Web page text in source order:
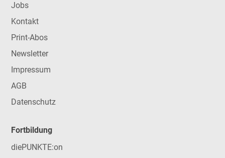
Jobs
Kontakt
Print-Abos
Newsletter
Impressum
AGB
Datenschutz
Fortbildung
diePUNKTE:on